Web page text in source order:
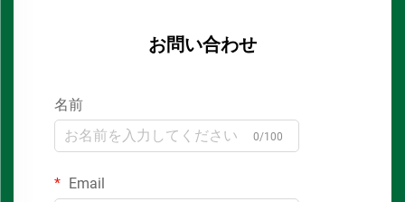
お問い合わせ
名前
0/100
Email